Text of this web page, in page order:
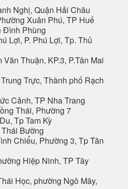
Nghị, Quận Hải Châu
Xuân Phú, TP Huế
Đình Phùng
Lợi, P. Phú Lợi, Tp. Thủ
Thuận, KP.3, P.Tân Mai
Trực, Thành phố Rạch
Cảnh, TP Nha Trang
Thái, Phường 7
Tp Tam Kỳ
Bường
Chiểu, Phường 3, Tp Tân
Hiệp Ninh, TP Tây
Học, phường Ngô Mây,